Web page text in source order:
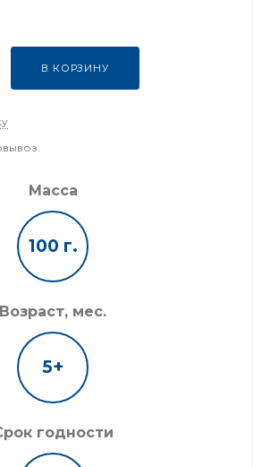
В КОРЗИНУ
Масса
100 г.
Возраст, мес.
5+
годности